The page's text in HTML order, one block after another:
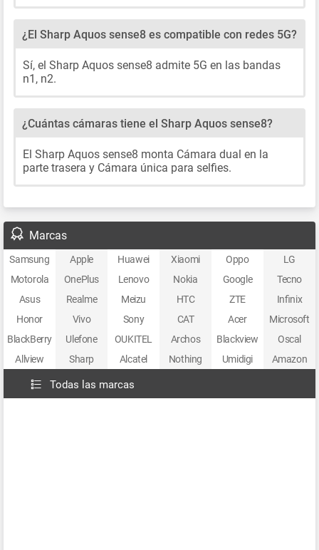
¿El Sharp Aquos sense8 es compatible con redes 5G?
Sí, el Sharp Aquos sense8 admite 5G en las bandas
n1, n2.
¿Cuántas cámaras tiene el Sharp Aquos sense8?
El Sharp Aquos sense8 monta Cámara dual en la
parte trasera y Cámara única para selfies.
Marcas
Samsung Apple Huawei Xiaomi Oppo
LG
Motorola
OnePlus Lenovo Nokia Google
Tecno
Asus
Realme Meizu HTC ZTE
Infinix
Honor
Vivo Sony CAT Acer
Microsoft
BlackBerry
Ulefone OUKITEL Archos Blackview
Oscal
Allview
Sharp Alcatel Nothing Umidigi Amazon
Todas las marcas